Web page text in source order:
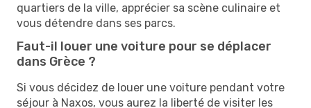
quartiers de la ville, apprécier sa scène culinaire et
vous détendre dans ses parcs.
Faut-il louer une voiture pour se déplacer
dans Grèce ?
Si vous décidez de louer une voiture pendant votre
séjour à Naxos, vous aurez la liberté de visiter les